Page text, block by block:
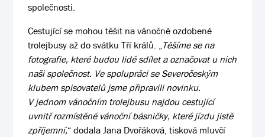
společnosti.
Cestující se mohou těšit na vánočně ozdobené
trolejbusy až do svátku Tří králů. „Těšíme se na
fotografie, které budou lidé sdílet a označovat u nich
naši společnost. Ve spolupráci se Severočeským
klubem spisovatelů jsme připravili novinku.
V jednom vánočním trolejbusu najdou cestující
uvnitř rozmístěné vánoční básničky, které jízdu jistě
zpříjemní,“ dodala Jana Dvořáková, tisková mluvčí